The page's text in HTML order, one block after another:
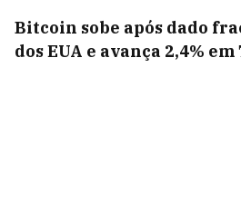
Bitcoin sobe após dado
dos EUA e avança 2,4% em